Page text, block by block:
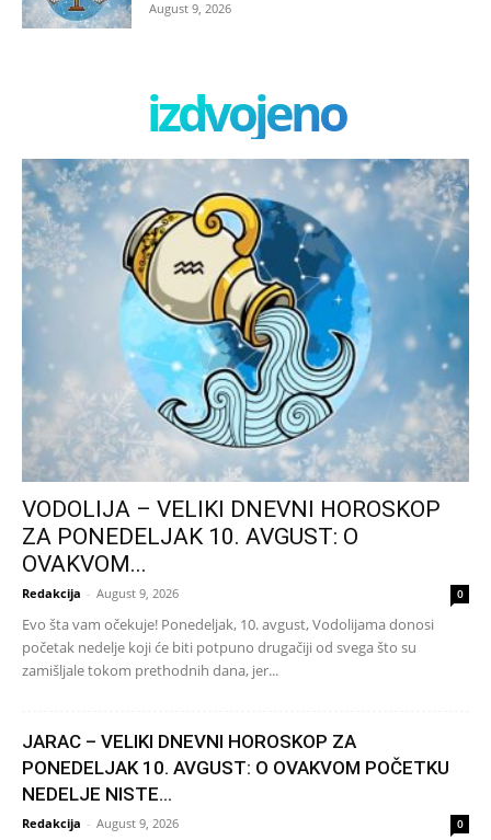
August 9, 2026
izdvojeno
VODOLIJA – VELIKI DNEVNI HOROSKOP
ZA PONEDELJAK 10. AVGUST: O
OVAKVOM...
Redakcija - August 9, 2026 0
Evo šta vam očekuje! Ponedeljak, 10. avgust, Vodolijama donosi
početak nedelje koji će biti potpuno drugačiji od svega što su
zamišljale tokom prethodnih dana, jer...
JARAC – VELIKI DNEVNI HOROSKOP ZA
PONEDELJAK 10. AVGUST: O OVAKVOM POČETKU
NEDELJE NISTE...
Redakcija - August 9, 2026 0